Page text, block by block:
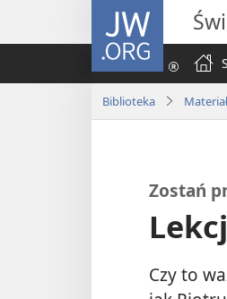
JW.ORG
Biblioteka
Zostań
Czy to